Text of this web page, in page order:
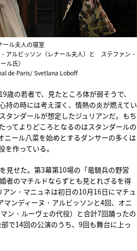
ール夫人の寝室
アルビッソン（レナール夫人）と ステファン・
ル氏）
de Paris/ Svetlana Loboff
歳の若者で、見たところ体が弱そうで、
持の時には考え深く、情熱の炎が燃えてい
タンダールが想定したジュリアンだ。もち
ってよりどころとなるのはスタンダールの
ニール八菜を始めとするダンサーの多くは
作っている。
見せた。第3幕第10場の「竜騎兵の野営
者のマチルドならずとも見とれざるを得
ン・マニュネは初日の10月16日にマチュ
ンディーヌ・アルビッソンと4回、オニ
ン・ルーヴェの代役）と合計7回踊ったの
で14回の公演のうち、9回も舞台に上っ